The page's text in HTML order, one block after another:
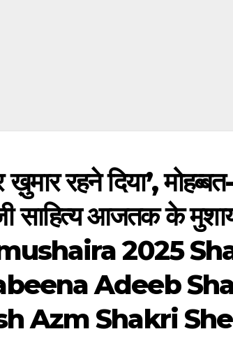
रहने दिया’,
साहित्य आजतक के
2025
Adeeb
Azm Shakri